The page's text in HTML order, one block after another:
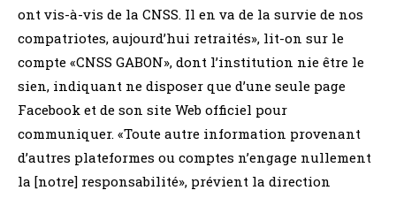
ont vis-à-vis de la CNSS. Il en va de la survie de nos
compatriotes, aujourd’hui retraités», lit-on sur le
compte «CNSS GABON», dont l’institution nie être le
sien, indiquant ne disposer que d’une seule page
Facebook et de son site Web officiel pour
communiquer. «Toute autre information provenant
d’autres plateformes ou comptes n’engage nullement
la [notre] responsabilité», prévient la direction